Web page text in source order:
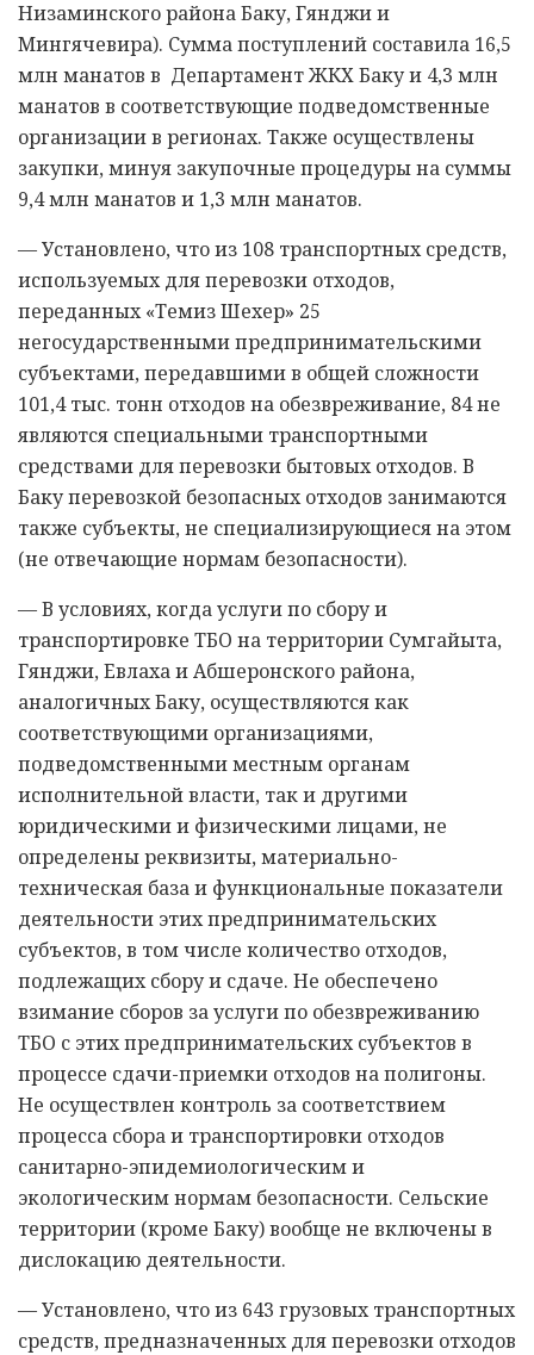
Низаминского района Баку, Гянджи и
Мингячевира). Сумма поступлений составила 16,5
млн манатов в Департамент ЖКХ Баку и 4,3 млн
манатов в соответствующие подведомственные
организации в регионах. Также осуществлены
закупки, минуя закупочные процедуры на суммы
9,4 млн манатов и 1,3 млн манатов.
— Установлено, что из 108 транспортных средств,
используемых для перевозки отходов,
переданных «Темиз Шехер» 25
негосударственными предпринимательскими
субъектами, передавшими в общей сложности
101,4 тыс. тонн отходов на обезвреживание, 84 не
являются специальными транспортными
средствами для перевозки бытовых отходов. В
Баку перевозкой безопасных отходов занимаются
также субъекты, не специализирующиеся на этом
(не отвечающие нормам безопасности).
— В условиях, когда услуги по сбору и
транспортировке ТБО на территории Сумгайыта,
Гянджи, Евлаха и Абшеронского района,
аналогичных Баку, осуществляются как
соответствующими организациями,
подведомственными местным органам
исполнительной власти, так и другими
юридическими и физическими лицами, не
определены реквизиты, материально-
техническая база и функциональные показатели
деятельности этих предпринимательских
субъектов, в том числе количество отходов,
подлежащих сбору и сдаче. Не обеспечено
взимание сборов за услуги по обезвреживанию
ТБО с этих предпринимательских субъектов в
процессе сдачи-приемки отходов на полигоны.
Не осуществлен контроль за соответствием
процесса сбора и транспортировки отходов
санитарно-эпидемиологическим и
экологическим нормам безопасности. Сельские
территории (кроме Баку) вообще не включены в
дислокацию деятельности.
— Установлено, что из 643 грузовых транспортных
средств, предназначенных для перевозки отходов